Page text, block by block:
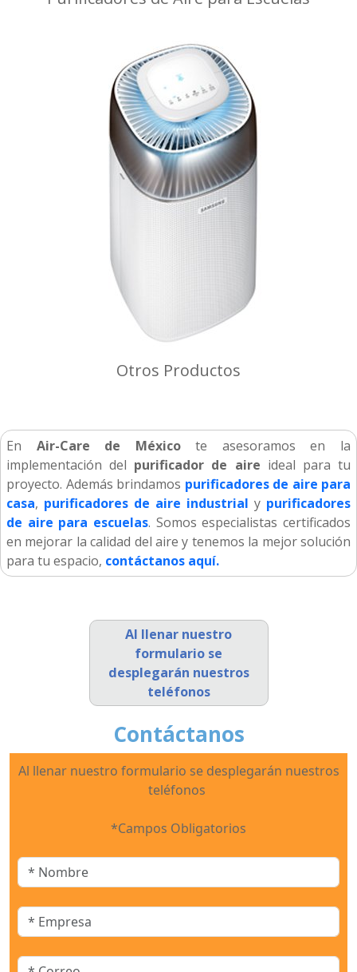
Otros Productos
En Air-Care de Méxicote asesoramos en la
implementación del purificador de aire ideal para tu
proyecto. Además brindamos purificadores de aire para
casa, purificadores de aire industrial y purificadores
de aire para escuelas. Somos especialistas certificados
en mejorar la calidad del aire y tenemos la mejor solución
para tu espacio, contáctanos aquí.
Al llenar nuestro
formulario se
desplegarán nuestros
teléfonos
Contáctanos
Al llenar nuestro formulario se desplegarán nuestros
teléfonos
*Campos Obligatorios